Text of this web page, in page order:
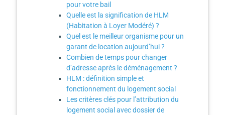
pour votre bail
Quelle est la signification de HLM
(Habitation à Loyer Modéré) ?
Quel est le meilleur organisme pour un
garant de location aujourd’hui ?
Combien de temps pour changer
d’adresse après le déménagement ?
HLM : définition simple et
fonctionnement du logement social
Les critères clés pour l’attribution du
logement social avec dossier de